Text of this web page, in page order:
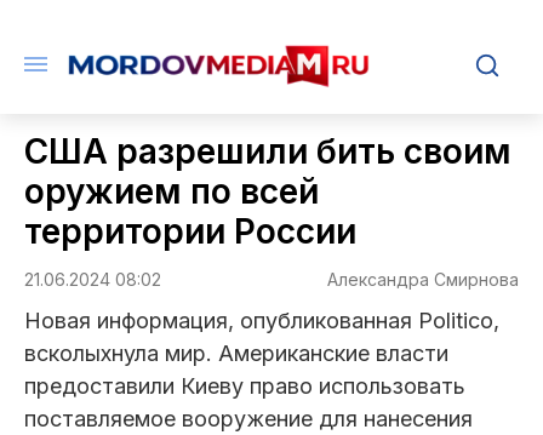
США разрешили бить своим
оружием по всей
территории России
21.06.2024 08:02 Александра Смирнова
Новая информация, опубликованная Politico,
всколыхнула мир. Американские власти
предоставили Киеву право использовать
поставляемое вооружение для нанесения